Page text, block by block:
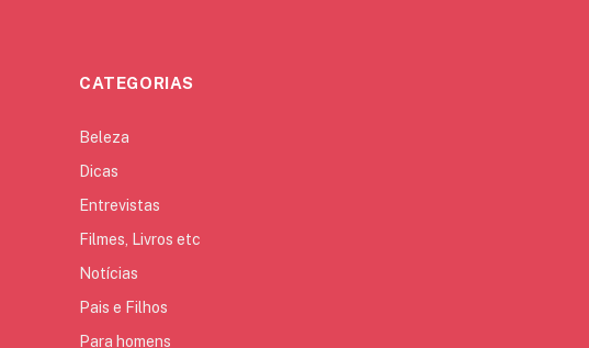
CATEGORIAS
Beleza
Dicas
Entrevistas
Filmes, Livros etc
Notícias
Pais e Filhos
Para homens